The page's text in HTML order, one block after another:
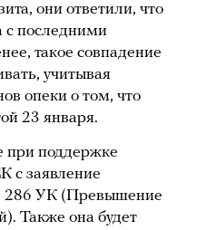
они ответили, что
с последними
такое совпадение
учитывая
опеки о том, что
23 января.
поддержке
с заявление
286 УК (Превышение
Также она будет